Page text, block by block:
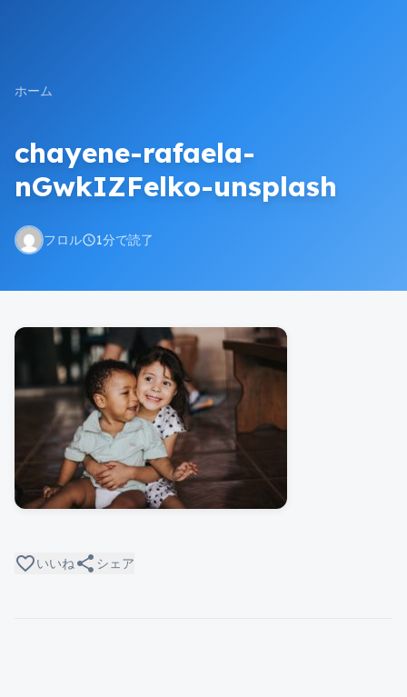
ホーム
chayene-rafaela-
nGwkIZFelko-unsplash
フロルschedule1分で読了
favorite_borderいいねshare シェア